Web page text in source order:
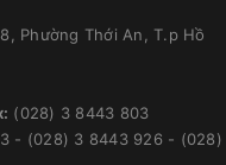
Phường Thới An, T.p Hồ
(028) 3 8443 803
- (028) 3 8443 926 - (028)